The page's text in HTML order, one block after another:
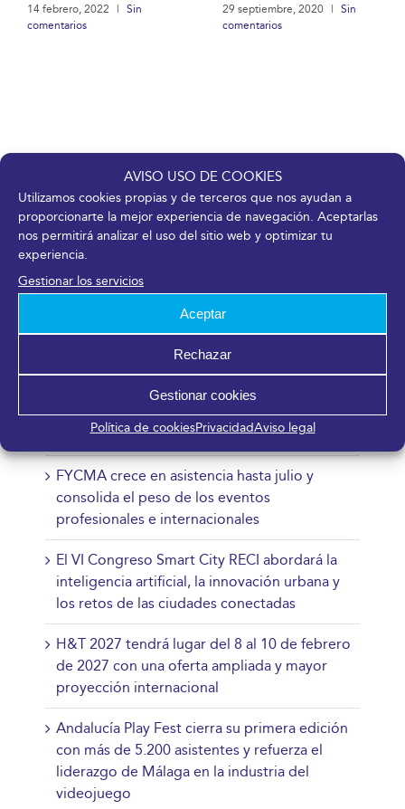
AVISO USO DE COOKIES
Utilizamos cookies propias y de terceros que nos ayudan a
proporcionarte la mejor experiencia de navegación. Aceptarlas
nos permitirá analizar el uso del sitio web y optimizar tu
experiencia.
Gestionar los servicios
Aceptar
Rechazar
Gestionar cookies
Política de cookiesPrivacidadAviso legal
14 febrero, 2022
Sin
comentarios
29 septiembre, 2020
Sin
comentarios
Buscar
Buscar:
FYCMA, el Polo Nacional de Contenidos
Digitales y Fundación Unicaja suman fuerzas
para impulsar sectores estratégicos desde
Málaga
FYCMA crece en asistencia hasta julio y
consolida el peso de los eventos
profesionales e internacionales
El VI Congreso Smart City RECI abordará la
inteligencia artificial, la innovación urbana y
los retos de las ciudades conectadas
H&T 2027 tendrá lugar del 8 al 10 de febrero
de 2027 con una oferta ampliada y mayor
proyección internacional
Andalucía Play Fest cierra su primera edición
con más de 5.200 asistentes y refuerza el
liderazgo de Málaga en la industria del
videojuego